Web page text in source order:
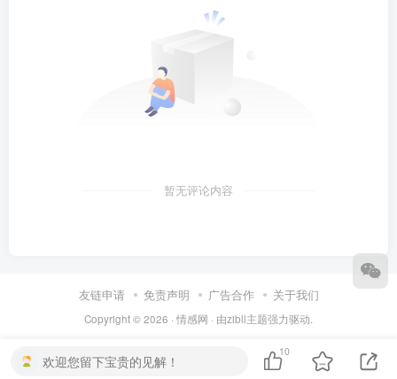
暂无评论内容
友链申请 免责声明 广告合作 关于我们
Copyright © 2026 · 情感网 · 由zibll主题强力驱动.
欢迎您留下宝贵的见解！
10